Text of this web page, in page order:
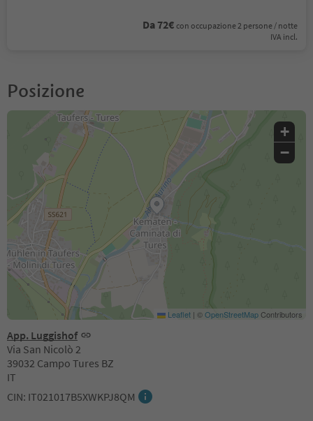
Da 72€ con occupazione 2 persone / notte
IVA incl.
Posizione
App. Luggishof
Via San Nicolò 2
39032 Campo Tures BZ
IT
CIN: IT021017B5XWKPJ8QM
+
−
Leaflet | ©OpenStreetMapContributors